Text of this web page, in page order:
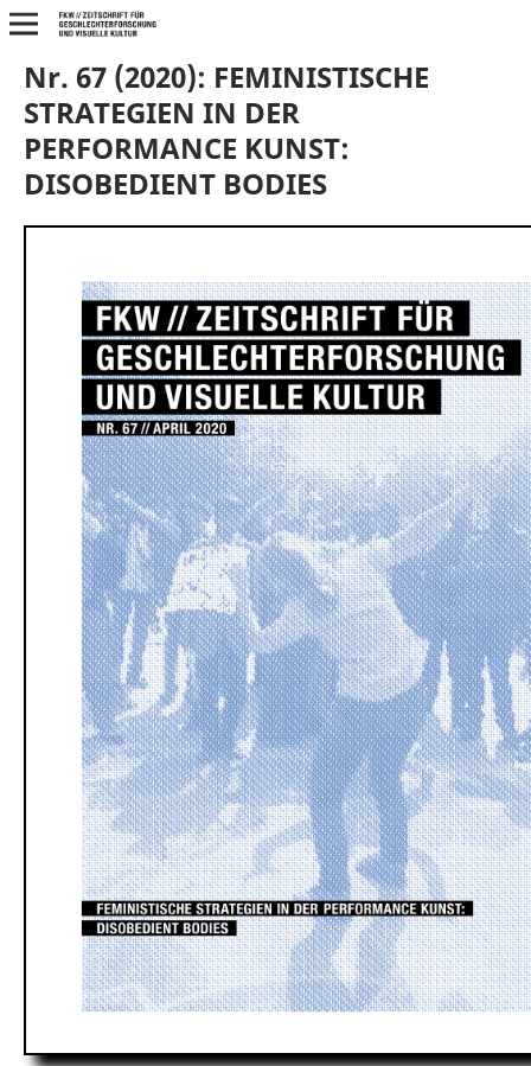
Nr. 67 (2020): FEMINISTISCHE
STRATEGIEN IN DER
PERFORMANCE KUNST:
DISOBEDIENT BODIES